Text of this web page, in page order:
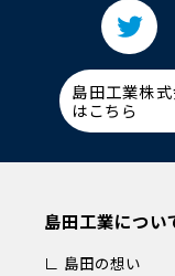
島田工業株
はこちら
島田工業につい
∟ 島田の想い